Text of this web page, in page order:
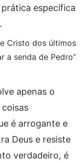
específica
Cristo dos últimos
a senda de Pedro”
apenas o
é arrogante e
Deus e resiste
verdadeiro, é